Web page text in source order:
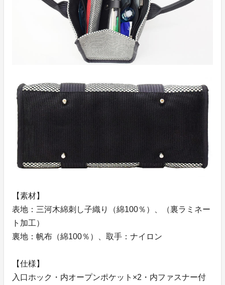
【素材】
表地：三河木綿刺し子織り（綿100％）、（裏ラミネー
ト加工）
裏地：帆布（綿100％）、取手：ナイロン
【仕様】
入口ホック・内オープンポケット×2・内ファスナー付